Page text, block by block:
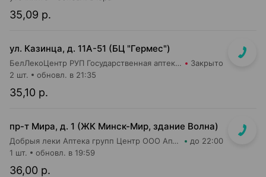
35,09 р.
ул. Казинца, д. 11А-51 (БЦ "Гермес")
БелЛекоЦентр РУП Государственная аптека №43 Закрыто
35,10 р.
2 шт. обновл. в 21:35
пр-т Мира, д. 1 (ЖК Минск-Мир, здание Волна)
Добрыя леки Аптека групп Центр ООО Аптека №95 до 22:00
36,00 р.
1 шт. обновл. в 19:59